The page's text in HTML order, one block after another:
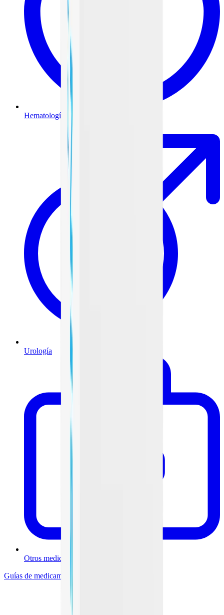
Hematología
Urología
Otros medicamentos
Guías de medicamentos